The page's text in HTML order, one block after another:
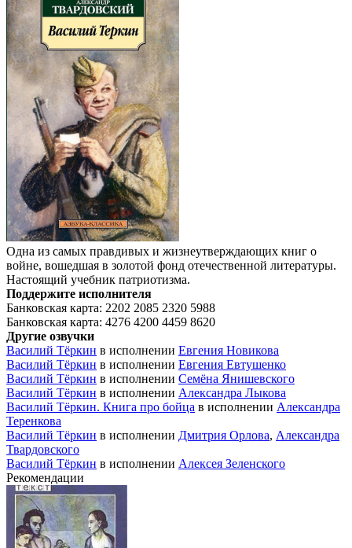
Одна из самых правдивых и жизнеутверждающих книг о
войне, вошедшая в золотой фонд отечественной литературы.
Настоящий учебник патриотизма.
Поддержите исполнителя
Банковская карта: 2202 2085 2320 5988
Банковская карта: 4276 4200 4459 8620
Другие озвучки
Василий Тёркин в исполнении Евгения Новикова
Василий Тёркин в исполнении Евгения Евтушенко
Василий Тёркин в исполнении Семёна Янишевского
Василий Тёркин в исполнении Александра Лыкова
Василий Тёркин. Книга про бойца в исполнении Александра
Теренкова
Василий Тёркин в исполнении Дмитрия Орлова, Александра
Твардовского
Василий Тёркин в исполнении Алексея Зеленского
Рекомендации